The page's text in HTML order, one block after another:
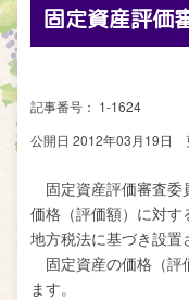
固定資産評価
記事番号： 1-1624
公開日 2012年03月19日
固定資産評価審査委
価格（評価額）に対す
地方税法に基づき設置
固定資産の価格（評
ます。